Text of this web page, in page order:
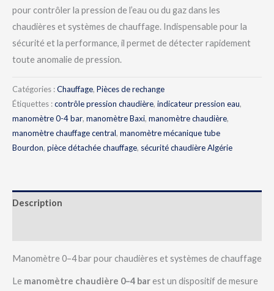
pour contrôler la pression de l’eau ou du gaz dans les
chaudières et systèmes de chauffage. Indispensable pour la
sécurité et la performance, il permet de détecter rapidement
toute anomalie de pression.
Catégories :Chauffage, Pièces de rechange
Étiquettes :contrôle pression chaudière, indicateur pression eau,
manomètre 0-4 bar, manomètre Baxi, manomètre chaudière,
manomètre chauffage central, manomètre mécanique tube
Bourdon, pièce détachée chauffage, sécurité chaudière Algérie
Description
Manomètre 0–4 bar pour chaudières et systèmes de chauffage
Le manomètre chaudière 0–4 barest un dispositif de mesure